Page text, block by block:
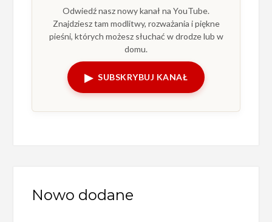
Odwiedź nasz nowy kanał na YouTube.
Znajdziesz tam modlitwy, rozważania i piękne
pieśni, których możesz słuchać w drodze lub w
domu.
▶ SUBSKRYBUJ KANAŁ
Nowo dodane